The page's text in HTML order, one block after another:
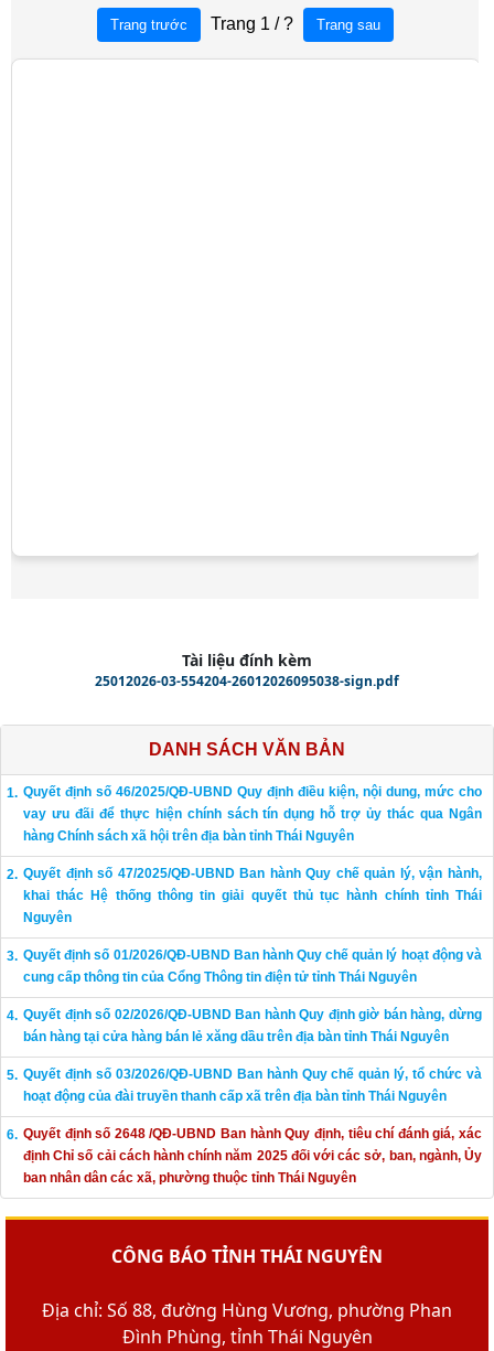
Tài liệu đính kèm
25012026-03-554204-26012026095038-sign.pdf
DANH SÁCH VĂN BẢN
Quyết định số 46/2025/QĐ-UBND Quy định điều kiện, nội dung, mức cho
vay ưu đãi để thực hiện chính sách tín dụng hỗ trợ ủy thác qua Ngân
hàng Chính sách xã hội trên địa bàn tỉnh Thái Nguyên
Quyết định số 47/2025/QĐ-UBND Ban hành Quy chế quản lý, vận hành,
khai thác Hệ thống thông tin giải quyết thủ tục hành chính tỉnh Thái
Nguyên
Quyết định số 01/2026/QĐ-UBND Ban hành Quy chế quản lý hoạt động và
cung cấp thông tin của Cổng Thông tin điện tử tỉnh Thái Nguyên
Quyết định số 02/2026/QĐ-UBND Ban hành Quy định giờ bán hàng, dừng
bán hàng tại cửa hàng bán lẻ xăng dầu trên địa bàn tỉnh Thái Nguyên
Quyết định số 03/2026/QĐ-UBND Ban hành Quy chế quản lý, tổ chức và
hoạt động của đài truyền thanh cấp xã trên địa bàn tỉnh Thái Nguyên
Quyết định số 2648 /QĐ-UBND Ban hành Quy định, tiêu chí đánh giá, xác
định Chỉ số cải cách hành chính năm 2025 đối với các sở, ban, ngành, Ủy
ban nhân dân các xã, phường thuộc tỉnh Thái Nguyên
CÔNG BÁO TỈNH THÁI NGUYÊN
Địa chỉ: Số 88, đường Hùng Vương, phường Phan
Đình Phùng, tỉnh Thái Nguyên